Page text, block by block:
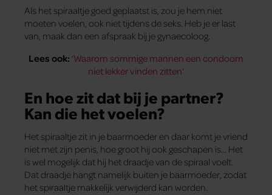
Als het spiraaltje goed geplaatst is, zou je hem niet
moeten voelen, ook niet tijdens de seks. Heb je er last
van, maak dan een afspraak bij je gynaecoloog.
Lees ook: ‘Waarom sommige mannen een condoom
niet lekker vinden zitten‘
En hoe zit dat bij je partner?
Kan die het voelen?
Het spiraaltje zit in je baarmoeder en daar komt je vriend
niet met zijn penis, hoe groot hij ook geschapen is… Het
is wel mogelijk dat hij het draadje van de spiraal voelt.
Dat draadje hangt namelijk buiten je baarmoeder, zodat
het spiraaltje makkelijk verwijderd kan worden.